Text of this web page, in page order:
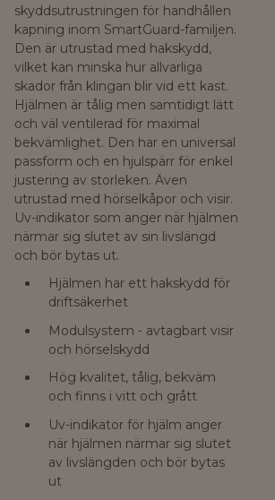
skyddsutrustningen för handhållen
kapning inom SmartGuard-familjen.
Den är utrustad med hakskydd,
vilket kan minska hur allvarliga
skador från klingan blir vid ett kast.
Hjälmen är tålig men samtidigt lätt
och väl ventilerad för maximal
bekvämlighet. Den har en universal
passform och en hjulspärr för enkel
justering av storleken. Även
utrustad med hörselkåpor och visir.
Uv-indikator som anger när hjälmen
närmar sig slutet av sin livslängd
och bör bytas ut.
Hjälmen har ett hakskydd för
driftsäkerhet
Modulsystem - avtagbart visir
och hörselskydd
Hög kvalitet, tålig, bekväm
och finns i vitt och grått
Uv-indikator för hjälm anger
när hjälmen närmar sig slutet
av livslängden och bör bytas
ut